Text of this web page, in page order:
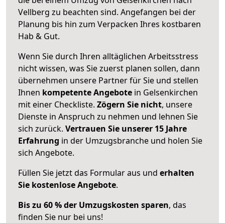
Vellberg zu beachten sind. Angefangen bei der
Planung bis hin zum Verpacken Ihres kostbaren
Hab & Gut.
Wenn Sie durch Ihren alltäglichen Arbeitsstress
nicht wissen, was Sie zuerst planen sollen, dann
übernehmen unsere Partner für Sie und stellen
Ihnen kompetente Angebote in Gelsenkirchen
mit einer Checkliste. Zögern Sie nicht, unsere
Dienste in Anspruch zu nehmen und lehnen Sie
sich zurück. Vertrauen Sie unserer 15 Jahre
Erfahrung in der Umzugsbranche und holen Sie
sich Angebote.
Füllen Sie jetzt das Formular aus und erhalten
Sie kostenlose Angebote.
Bis zu 60 % der Umzugskosten sparen, das
finden Sie nur bei uns!